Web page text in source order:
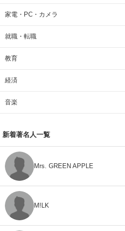
家電・PC・カメラ
就職・転職
教育
経済
音楽
新着著名人一覧
Mrs. GREEN APPLE
M!LK